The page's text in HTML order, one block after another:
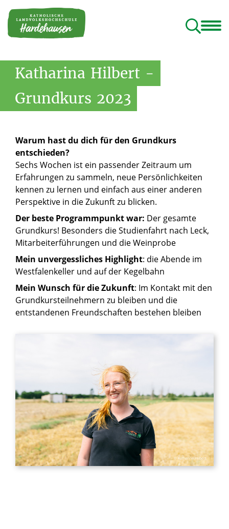
Katharina Hilbert -
Grundkurs 2023
© Katharina Hilbert
Warum hast du dich für den Grundkurs
entschieden?
Sechs Wochen ist ein passender Zeitraum um
Erfahrungen zu sammeln, neue Persönlichkeiten
kennen zu lernen und einfach aus einer anderen
Perspektive in die Zukunft zu blicken.
Der beste Programmpunkt war: Der gesamte
Grundkurs! Besonders die Studienfahrt nach Leck,
Mitarbeiterführungen und die Weinprobe
Mein unvergessliches Highlight: die Abende im
Westfalenkeller und auf der Kegelbahn
Mein Wunsch für die Zukunft: Im Kontakt mit den
Grundkursteilnehmern zu bleiben und die
entstandenen Freundschaften bestehen bleiben